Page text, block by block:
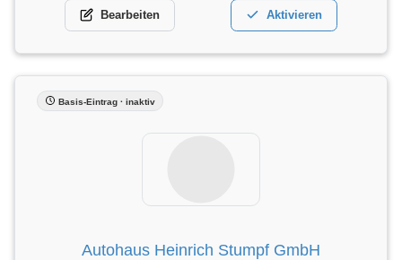
Bearbeiten Aktivieren
Basis-Eintrag · inaktiv
Autohaus Heinrich Stumpf GmbH